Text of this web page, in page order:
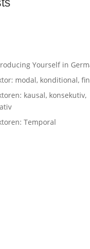
Yourself in
modal, konditional,
kausal, konsekutiv,
Temporal